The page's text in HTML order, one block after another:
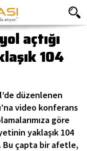
açtığı
104
düzenlenen
video konferans
göre
yaklaşık 104
Bu çapta bir afetle,